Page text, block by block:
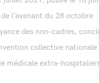
l’avenant du 28 octobre
des non-cadres,
collective nationale
médicale extra-